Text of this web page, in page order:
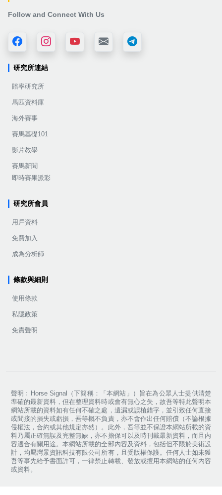
Follow and Connect With Us
研究所連結
賠率研究所
馬匹資料庫
海外賽事
賽馬基礎101
影片教學
賽馬新聞
即時賽果派彩
研究所會員
用戶資料
免費加入
成為分析師
條款與細則
使用條款
私隱政策
免責聲明
聲明﹕Horse Signal（下簡稱：「本網站」）旨在為公眾人士提供清楚
準確的最新資料，但在整理資料時或會有無心之失，故吾等特此聲明本
網站所載的資料如有任何不確之處，遺漏或誤植錯字，並引致任何直接
或間接的損失或虧損，吾等概不負責，亦不會作出任何賠償（不論根據
侵權法，合約或其他規定亦然）。此外，吾等並不保證本網站所載的資
料乃屬正確無誤及完整無缺，亦不擔保可以及時刊載最新資料，而且內
容適合有關用途。本網站所載的全部內容及資料，包括但不限於美術設
計，均屬灣景資訊科技有限公司所有，且受版權保護。任何人士如未獲
吾等事先給予書面許可，一律禁止轉載、發放或擅用本網站的任何內容
或資料。